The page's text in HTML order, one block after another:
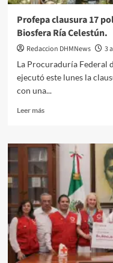
Profepa clausura 17
Biosfera Ría Celestún.
Redaccion DHMNews
3
La Procuraduría Federal
ejecutó este lunes la
con una...
Leer másLeer
Profepa
clausura
polígonos
en
la
Reserva
de
la
Biosfera
Ría